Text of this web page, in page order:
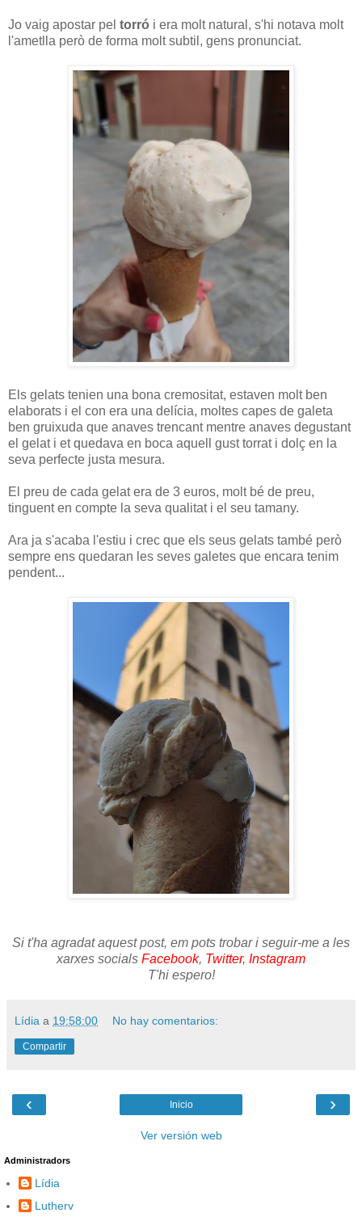
Jo vaig apostar pel torró i era molt natural, s'hi notava molt
l'ametlla però de forma molt subtil, gens pronunciat.
Els gelats tenien una bona cremositat, estaven molt ben
elaborats i el con era una delícia, moltes capes de galeta
ben gruixuda que anaves trencant mentre anaves degustant
el gelat i et quedava en boca aquell gust torrat i dolç en la
seva perfecte justa mesura.
El preu de cada gelat era de 3 euros, molt bé de preu,
tinguent en compte la seva qualitat i el seu tamany.
Ara ja s'acaba l'estiu i crec que els seus gelats també però
sempre ens quedaran les seves galetes que encara tenim
pendent...
Si t'ha agradat aquest post, em pots trobar i seguir-me a les
xarxes socials Facebook, Twitter, Instagram
T'hi espero!
Lídia a 19:58:00 No hay comentarios:
Compartir
‹ ›
Inicio
Ver versión web
Administradors
Lídia
Lutherv